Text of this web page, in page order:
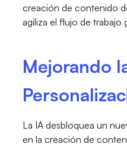
creación de contenido
agiliza el flujo de
Mejorando
La IA desbloquea un
en la creación de